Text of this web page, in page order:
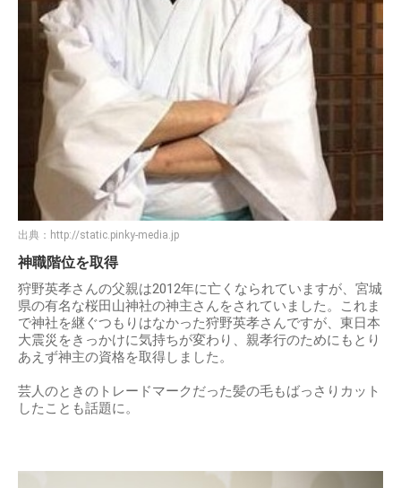
出典： http://static.pinky-media.jp
神職階位を取得
狩野英孝さんの父親は2012年に亡くなられていますが、宮城
県の有名な桜田山神社の神主さんをされていました。これま
で神社を継ぐつもりはなかった狩野英孝さんですが、東日本
大震災をきっかけに気持ちが変わり、親孝行のためにもとり
あえず神主の資格を取得しました。
芸人のときのトレードマークだった髪の毛もばっさりカット
したことも話題に。